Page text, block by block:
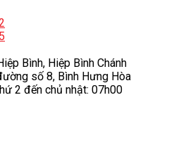
Bình, Hiệp Bình Chánh
số 8, Bình Hưng Hòa
2 đến chủ nhật: 07h00